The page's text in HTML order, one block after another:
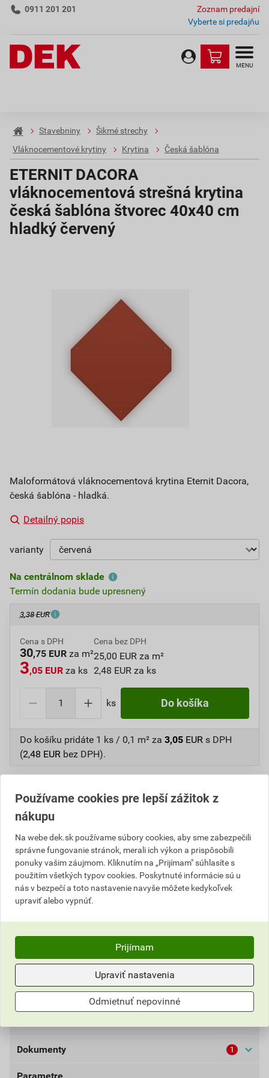
0911 201 201
Zoznam predajní
Vyberte si predajňu
MENU
Stavebniny
Šikmé strechy
Vláknocementové krytiny
Krytina Česká šablóna
ETERNIT DACORA
vláknocementová strešná krytina
česká šablóna štvorec 40x40 cm
hladký červený
Maloformátová vláknocementová krytina Eternit Dacora,
česká šablóna - hladká.
Detailný popis
varianty
Na centrálnom sklade
Termín dodania bude upresnený
3,38 EUR
Cena s DPH
30,75 EUR za m²
3,05 EUR za ks
Cena bez DPH
25,00 EUR za m²
2,48 EUR za ks
ks Do košíka
Do košíku pridáte 1 ks / 0,1 m² za 3,05 EUR s DPH
(2,48 EUR bez DPH).
VýrobcaETERNIT
Popis
Vláknocementová strešná krytina ETERNIT Dacora
tzv. Česká šablóna je tradičným typom maloplošnej
vláknocementovej krytiny. Pri spôsobe pokládky na
koso, tzv. francúzskym krytím, dodáva streche
klasický a zároveň originálny vzhľad. Krytina sa
používa pri rekonštrukciách historických stavieb,
rekonštrukciách rodinných domov aj pri
novostavbách. Výhodou krytiny je malá hmotnosť,
nízka hlučnosť strechy za dažďa a ekologickosť.
Aktuálna predajná cena po zľave 10% z cenníkovej
Dokumenty 1
Používame cookies pre lepší zážitok z
nákupu
Na webe dek.sk používame súbory cookies, aby sme zabezpečili
správne fungovanie stránok, merali ich výkon a prispôsobili
ponuky vašim záujmom. Kliknutím na „Prijímam" súhlasíte s
použitím všetkých typov cookies. Poskytnuté informácie sú u
nás v bezpečí a toto nastavenie navyše môžete kedykoľvek
upraviť alebo vypnúť.
Prijímam
Upraviť nastavenia
Odmietnuť nepovinné